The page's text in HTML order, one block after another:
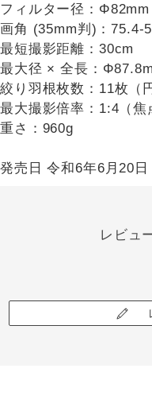
フィルター径：Φ82mm
画角 (35mm判)：75.4-
最短撮影距離：30cm
最大径 × 全長：
絞り羽根枚数：11枚（
最大撮影倍率：1:4（焦
重さ：960g
発売日 令和6年6月20日
レビュ